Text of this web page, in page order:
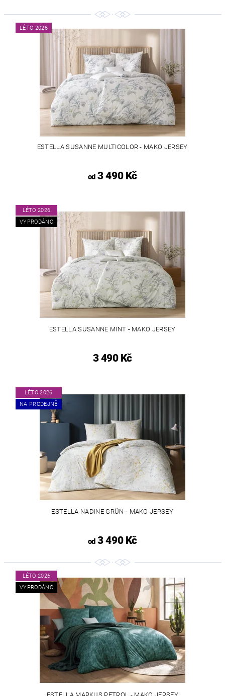
LÉTO 2026
ESTELLA SUSANNE MULTICOLOR - MAKO JERSEY
od3 490 Kč
LÉTO 2026
VYPRODÁNO
ESTELLA SUSANNE MINT - MAKO JERSEY
3 490 Kč
LÉTO 2026
NA PRODEJNĚ
ESTELLA NADINE GRÜN - MAKO JERSEY
od3 490 Kč
LÉTO 2026
VYPRODÁNO